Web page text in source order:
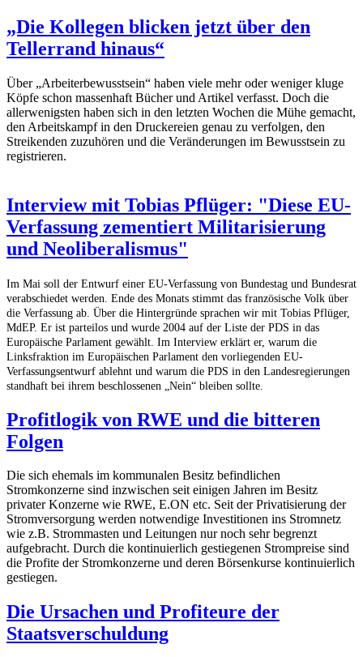
„Die Kollegen blicken jetzt über den
Tellerrand hinaus“
Über „Arbeiterbewusstsein“ haben viele mehr oder weniger kluge
Köpfe schon massenhaft Bücher und Artikel verfasst. Doch die
allerwenigsten haben sich in den letzten Wochen die Mühe gemacht,
den Arbeitskampf in den Druckereien genau zu verfolgen, den
Streikenden zuzuhören und die Veränderungen im Bewusstsein zu
registrieren.
Interview mit Tobias Pflüger: "Diese EU-
Verfassung zementiert Militarisierung
und Neoliberalismus"
Im Mai soll der Entwurf einer EU-Verfassung von Bundestag und Bundesrat
verabschiedet werden. Ende des Monats stimmt das französische Volk über
die Verfassung ab. Über die Hintergründe sprachen wir mit Tobias Pflüger,
MdEP. Er ist parteilos und wurde 2004 auf der Liste der PDS in das
Europäische Parlament gewählt. Im Interview erklärt er, warum die
Linksfraktion im Europäischen Parlament den vorliegenden EU-
Verfassungsentwurf ablehnt und warum die PDS in den Landesregierungen
standhaft bei ihrem beschlossenen „Nein“ bleiben sollte.
Profitlogik von RWE und die bitteren
Folgen
Die sich ehemals im kommunalen Besitz befindlichen
Stromkonzerne sind inzwischen seit einigen Jahren im Besitz
privater Konzerne wie RWE, E.ON etc. Seit der Privatisierung der
Stromversorgung werden notwendige Investitionen ins Stromnetz
wie z.B. Strommasten und Leitungen nur noch sehr begrenzt
aufgebracht. Durch die kontinuierlich gestiegenen Strompreise sind
die Profite der Stromkonzerne und deren Börsenkurse kontinuierlich
gestiegen.
Die Ursachen und Profiteure der
Staatsverschuldung